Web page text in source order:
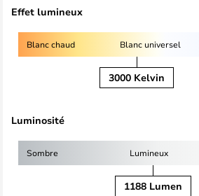
Effet lumineux
Blanc chaud Blanc universel
3000 Kelvin
Luminosité
Sombre Lumineux
1188 Lumen